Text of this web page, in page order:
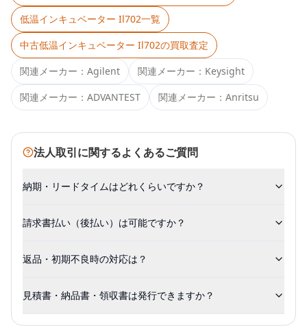
低温インキュベーター Il702一覧
中古低温インキュベーター Il702の買取査定
関連メーカー： Agilent 関連メーカー： Keysight
関連メーカー： ADVANTEST 関連メーカー： Anritsu
法人取引に関するよくあるご質問
納期・リードタイムはどれくらいですか？
請求書払い（後払い）は可能ですか？
返品・初期不良時の対応は？
見積書・納品書・領収書は発行できますか？